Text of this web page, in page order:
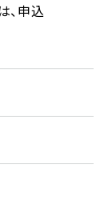
、申込